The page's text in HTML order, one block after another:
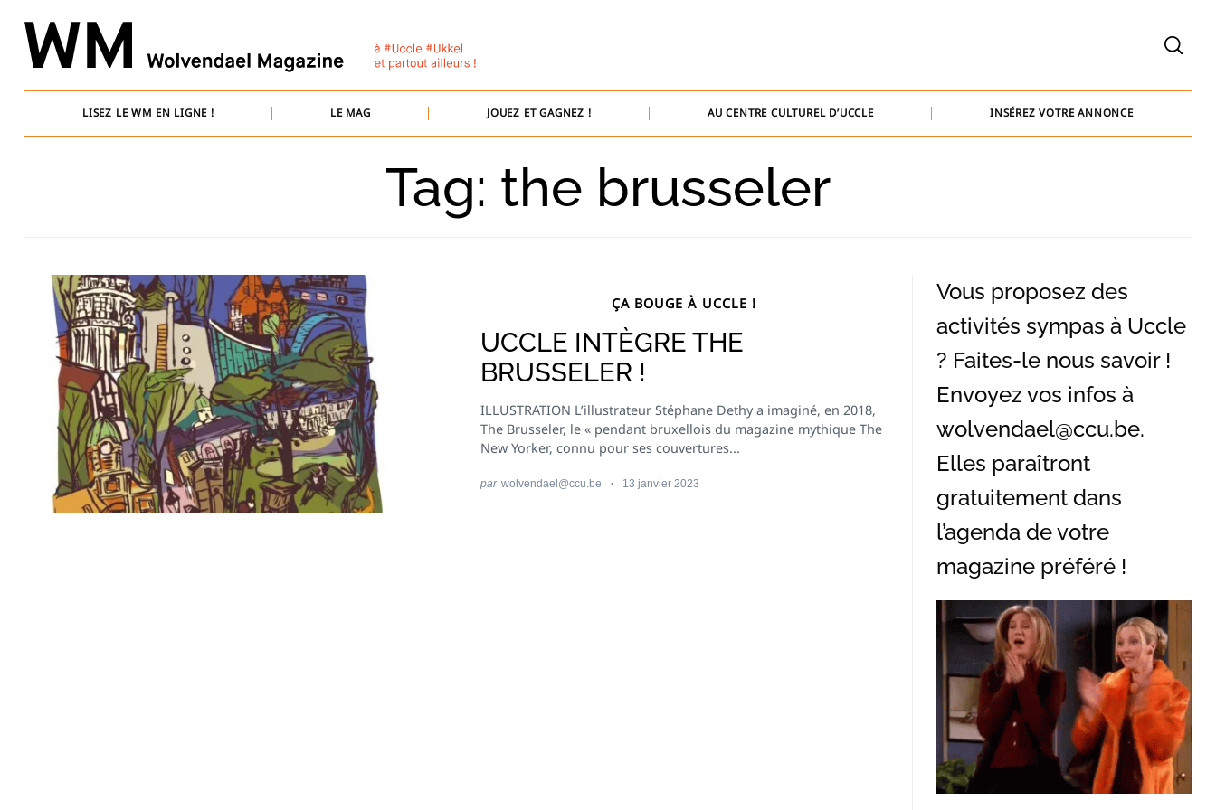
content
LISEZ LE WM EN LIGNE ! LE MAG JOUEZ ET GAGNEZ ! AU CENTRE CULTUREL D’UCCLE INSÉREZ VOTRE ANNONCE
bernard@baammedia.be
jennifer@baammedia.be
Tag: the brusseler
ÇA BOUGE À UCCLE !
UCCLE INTÈGRE THE
BRUSSELER !
ILLUSTRATION L’illustrateur Stéphane Dethy a imaginé, en 2018,
The Brusseler, le « pendant bruxellois du magazine mythique The
New Yorker, connu pour ses couvertures...
par wolvendael@ccu.be 13 janvier 2023
Vous proposez des
activités sympas à Uccle
? Faites-le nous savoir !
Envoyez vos infos à
wolvendael@ccu.be.
Elles paraîtront
gratuitement dans
l’agenda de votre
magazine préféré !
Recherche
pour
: